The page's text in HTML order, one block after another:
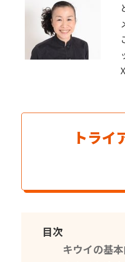
トライ
目次
キウイの基